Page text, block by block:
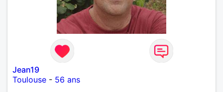
Jean19
Toulouse - 56 ans